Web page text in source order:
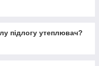
підлогу утеплювач?